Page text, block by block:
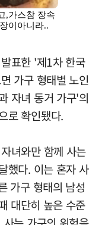
표한 '제1차 한국
가구 형태별 노인
자녀 동거 가구'의
로 확인됐다.
녀와만 함께 사는
했다. 이는 혼자 사
가구 형태의 남성
대단히 높은 수준